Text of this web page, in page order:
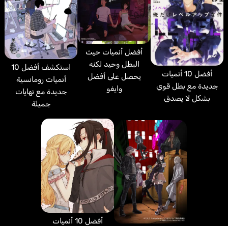
أفضل 10 أنميات
جديدة مع بطل قوي
بشكل لا يصدق
أفضل أنميات حيث
البطل وحيد لكنه
يحصل على أفضل
وايفو
استكشف أفضل 10
أنميات رومانسية
جديدة مع نهايات
جميلة
أفضل 10 أنميات